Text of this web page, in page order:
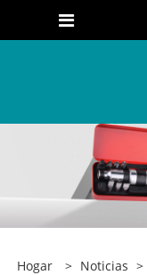
Hogar > Noticias >